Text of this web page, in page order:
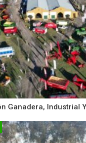
Ganadera, Industrial